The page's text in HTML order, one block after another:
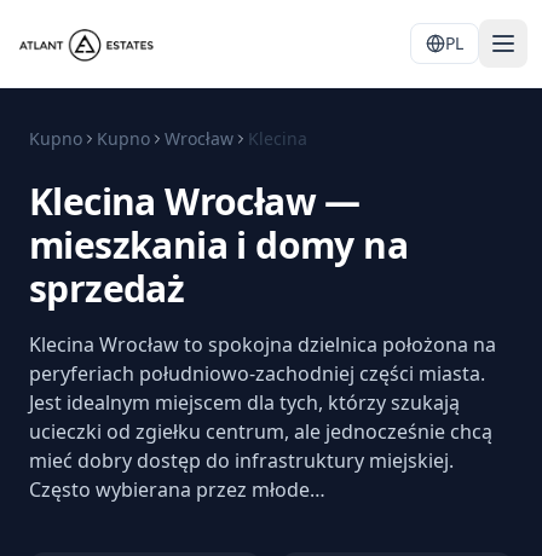
PL
Kupno Kupno Wrocław Klecina
Klecina Wrocław —
mieszkania i domy na
sprzedaż
Klecina Wrocław to spokojna dzielnica położona na
peryferiach południowo-zachodniej części miasta.
Jest idealnym miejscem dla tych, którzy szukają
ucieczki od zgiełku centrum, ale jednocześnie chcą
mieć dobry dostęp do infrastruktury miejskiej.
Często wybierana przez młode…